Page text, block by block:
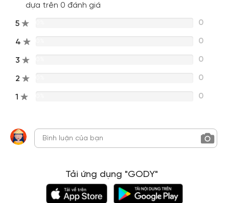
dựa trên 0 đánh giá
5 0
4 0
3 0
2 0
1 0
Tải ứng dụng "GODY"